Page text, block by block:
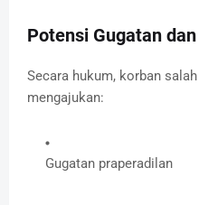
Potensi Gugatan
Secara hukum, korban
mengajukan:
Gugatan praperadilan